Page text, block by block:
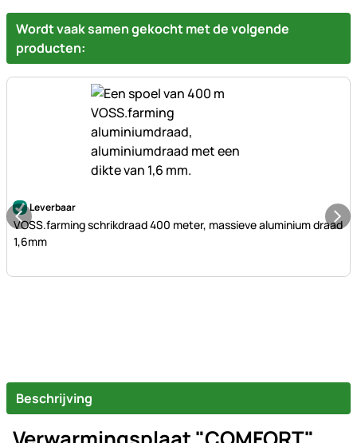
Wordt vaak samen gekocht met de volgende
producten:
Nog geen beoordelingen geplaatst
Leverbaar
VOSS.farming schrikdraad 400 meter, massieve aluminium draad
1,6mm
Beschrijving